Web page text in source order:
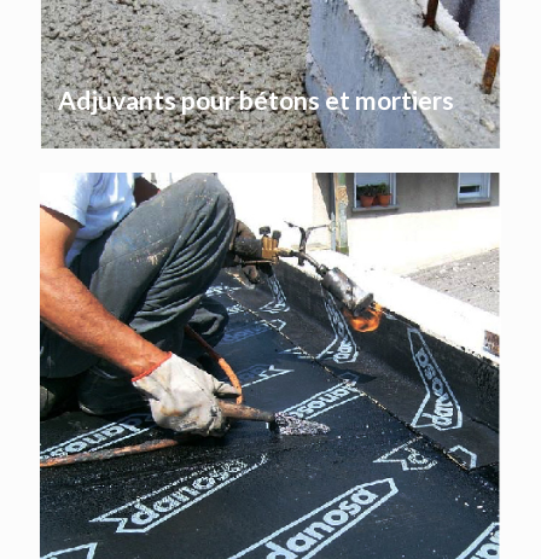
Adjuvants pour bétons et mortiers